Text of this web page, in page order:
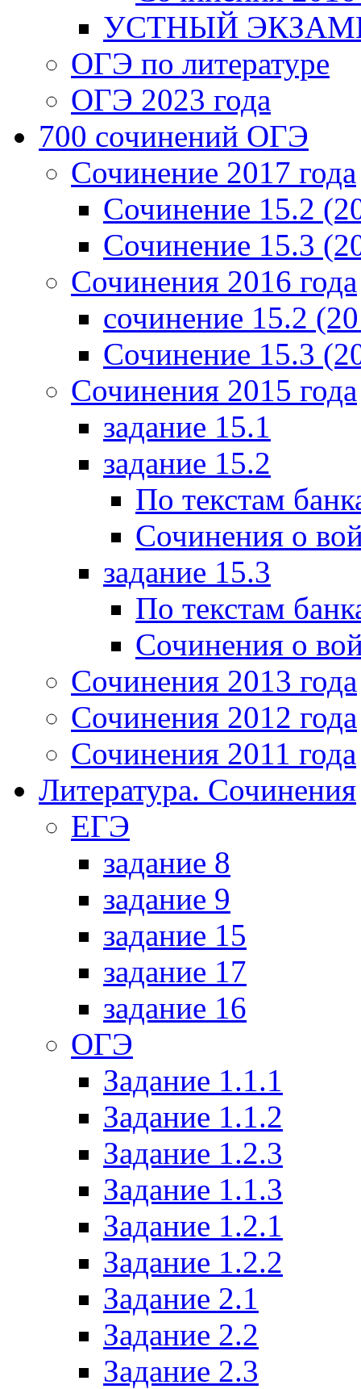
УСТНЫЙ
ОГЭ по литературе
ОГЭ 2023 года
700 cочинений ОГЭ
Сочинение 2017 года
Сочинение 15.2
Сочинение 15.3
Сочинения 2016 года
сочинение 15.2
Сочинение 15.3
Сочинения 2015 года
задание 15.1
задание 15.2
По текстам
Сочинения о
задание 15.3
По текстам
Сочинения о
Сочинения 2013 года
Сочинения 2012 года
Сочинения 2011 года
Литература. Сочинения
ЕГЭ
задание 8
задание 9
задание 15
задание 17
задание 16
ОГЭ
Задание 1.1.1
Задание 1.1.2
Задание 1.2.3
Задание 1.1.3
Задание 1.2.1
Задание 1.2.2
Задание 2.1
Задание 2.2
Задание 2.3